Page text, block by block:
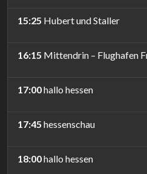
15:25 Hubert und Staller
16:15 Mittendrin – Flughafen
17:00hallo hessen
17:45 hessenschau
18:00hallo hessen